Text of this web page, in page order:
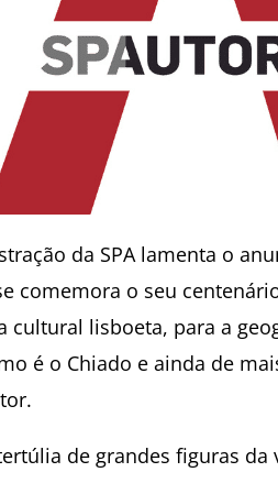
da SPA lamenta o
comemora o seu
cultural lisboeta, para a
é o Chiado e ainda de
de grandes figuras